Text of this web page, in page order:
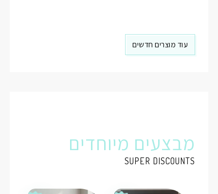
עוד מוצרים חדשים
מבצעים מיוחדים
SUPER DISCOUNTS